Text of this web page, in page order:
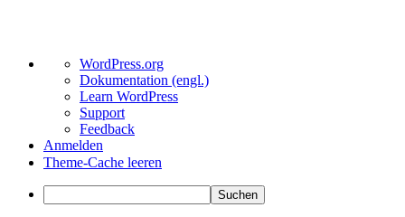
Über
WordPress
WordPress.org
Dokumentation (engl.)
Learn WordPress
Support
Feedback
Anmelden
Theme-Cache leeren
Suchen